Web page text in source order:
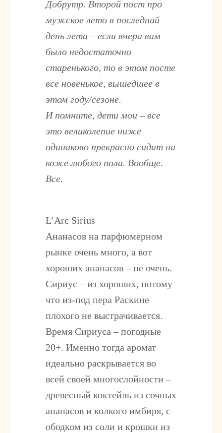
Добрутр. Второй пост про
мужское лето в последний
день лета – если вчера вам
было недостаточно
старенького, то в этом посте
все новенькое, вышедшее в
этом году/сезоне.
И помните, дети мои – все
это великолепие ниже
одинаково прекрасно сидит на
коже любого пола. Вообще.
Все.
L’Arc Sirius
Ананасов на парфюмерном
рынке очень много, а вот
хороших ананасов – не очень.
Сириус – из хороших, потому
что из-под пера Раскине
плохого не выстрачивается.
Время Сириуса – погодные
20+. Именно тогда аромат
идеально раскрывается во
всей своей многослойности –
древесный коктейль из сочных
ананасов и колкого имбиря, с
ободком из соли и крошки из